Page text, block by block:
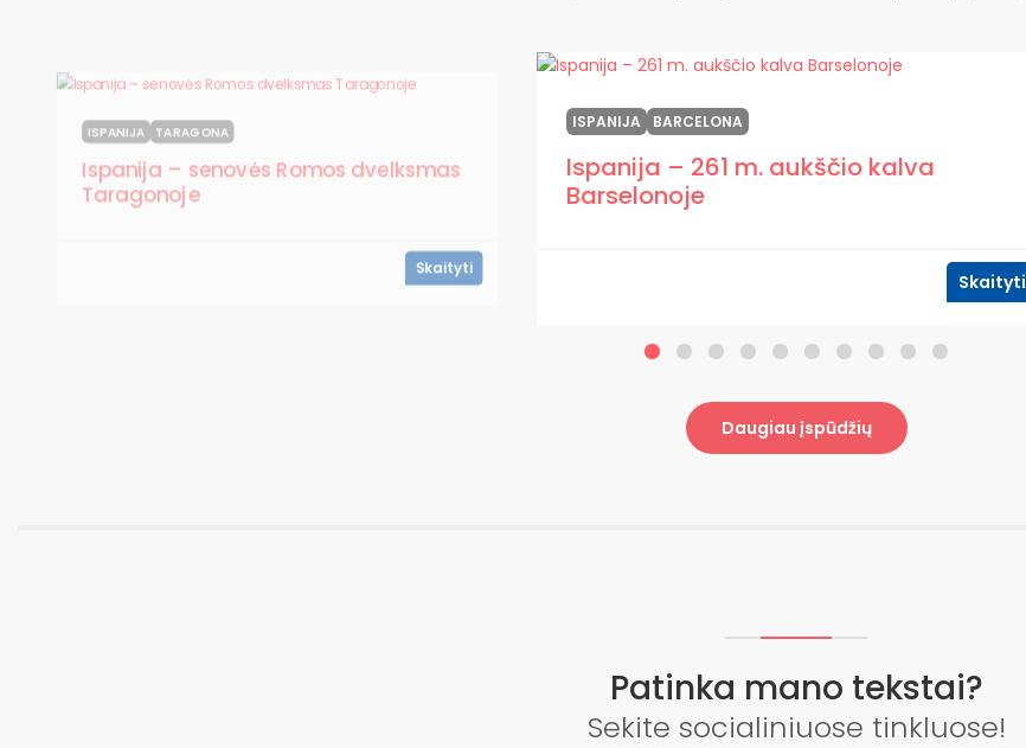
ISPANIJA TARAGONA
Ispanija – senovės Romos dvelksmas
Taragonoje
Skaityti
ISPANIJA BARCELONA
Ispanija – 261 m. aukščio kalva
Barselonoje
Skaityti
Daugiau įspūdžių
Patinka mano tekstai?
Sekite socialiniuose tinkluose!